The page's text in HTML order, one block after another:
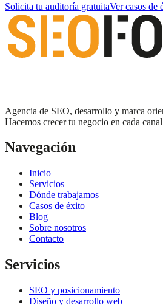
Solicita tu auditoría gratuitaVer casos de
Agencia de SEO, desarrollo y marca
Hacemos crecer tu negocio en cada
Navegación
Inicio
Servicios
Dónde trabajamos
Casos de éxito
Blog
Sobre nosotros
Contacto
Servicios
SEO y posicionamiento
Diseño y desarrollo web